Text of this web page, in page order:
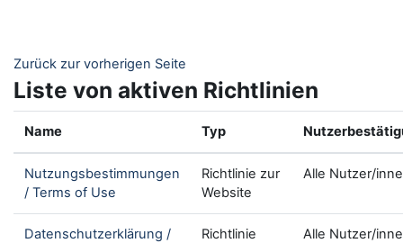
Zurück zur vorherigen Seite
Liste von aktiven Richtlinien
Name Typ
Nutzungsbestimmungen
/ Terms of Use
Richtlinie zur
Website
Alle Nutzer/
Datenschutzerklärung /
Richtlinie
Alle Nutzer/